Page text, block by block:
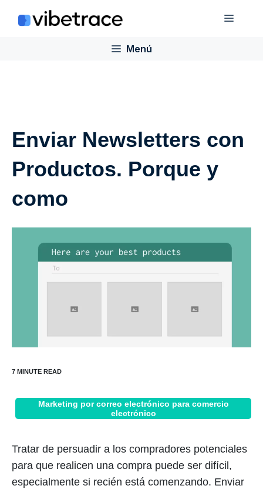
Menú
Menú
Enviar Newsletters con
Productos. Porque y
como
Marketing por correo electrónico para comercio
electrónico
Tratar de persuadir a los compradores potenciales
para que realicen una compra puede ser difícil,
especialmente si recién está comenzando. Enviar